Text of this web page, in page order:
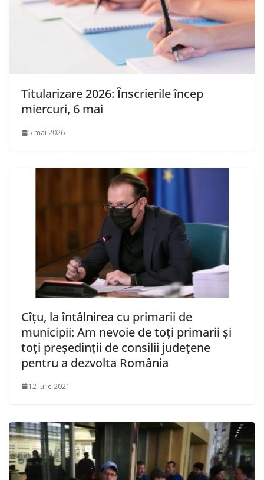
Titularizare 2026: Înscrierile încep
miercuri, 6 mai
5 mai 2026
Cîţu, la întâlnirea cu primarii de
municipii: Am nevoie de toţi primarii şi
toţi preşedinţii de consilii judeţene
pentru a dezvolta România
12 iulie 2021